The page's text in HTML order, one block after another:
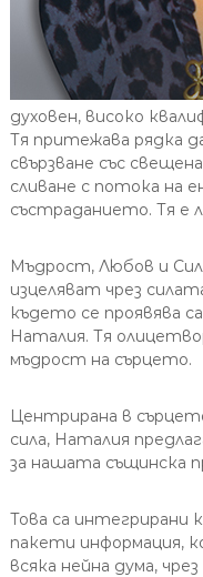
духовен, високо
Тя притежава рядка
свързване със
сливане с потока на
състраданието. Тя е
Мъдрост, Любов и
изцеляват чрез
където се проявява
Наталия. Тя
мъдрост на сърцето.
Центрирана в
сила, Наталия
за нашата същинска
Това са интегрирани
пакети информация,
всяка нейна дума,